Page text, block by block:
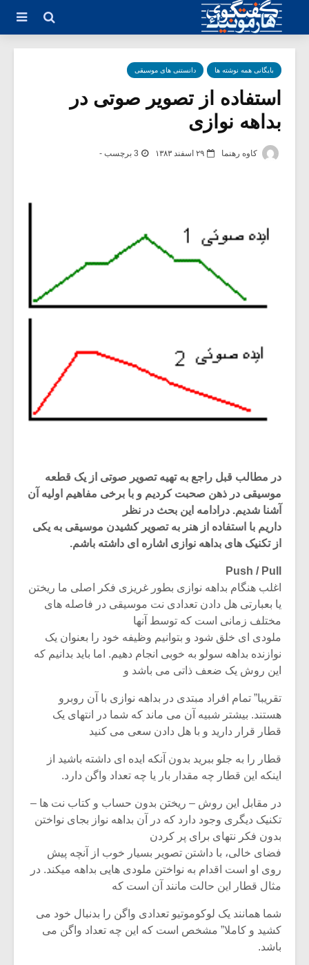
بایگانی همه نوشته ها دانستنی های موسیقی
استفاده از تصویر صوتی در
بداهه نوازی
کاوه رهنما ۲۹ اسفند ۱۳۸۳ 3 برچسب -
در مطالب قبل راجع به تهیه تصویر صوتی از یک قطعه
موسیقی در ذهن صحبت کردیم و با برخی مفاهیم اولیه آن
آشنا شدیم. درادامه این بحث در نظر
داریم با استفاده از هنر به تصویر کشیدن موسیقی به یکی
از تکنیک های بداهه نوازی اشاره ای داشته باشم.
Push / Pull
اغلب هنگام بداهه نوازی بطور غریزی فکر اصلی ما ریختن
یا بعبارتی هل دادن تعدادی نت موسیقی در فاصله های
مختلف زمانی است که توسط آنها
ملودی ای خلق شود و بتوانیم وظیفه خود را بعنوان یک
نوازنده بداهه سولو به خوبی انجام دهیم. اما باید بدانیم که
این روش یک ضعف ذاتی می باشد و
تقریبا” تمام افراد مبتدی در بداهه نوازی با آن روبرو
هستند. بیشتر شبیه آن می ماند که شما در انتهای یک
قطار قرار دارید و با هل دادن سعی می کنید
قطار را به جلو ببرید بدون آنکه ایده ای داشته باشید از
اینکه این قطار چه مقدار بار یا چه تعداد واگن دارد.
در مقابل این روش – ریختن بدون حساب و کتاب نت ها –
تکنیک دیگری وجود دارد که در آن بداهه نواز بجای نواختن
بدون فکر نتهای برای پر کردن
فضای خالی، با داشتن تصویر بسیار خوب از آنچه پیش
روی او است اقدام به نواختن ملودی هایی بداهه میکند. در
مثال قطار این حالت مانند آن است که
شما همانند یک لوکوموتیو تعدادی واگن را بدنبال خود می
کشید و کاملا” مشخص است که این چه تعداد واگن می
باشد.
میکلوش روژا
متن فیلم «متری
شیش و نیم»
موسیقی
موسیقی